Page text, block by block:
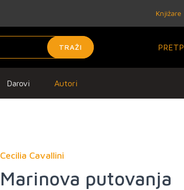
Knjižare
TRAŽI
Darovi Autori
Cecilia Cavallini
Marinova putovanja